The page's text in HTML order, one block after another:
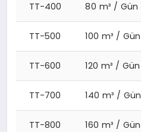
TT-400 80 m³ / Gün
TT-500 100 m³ / Gün
TT-600 120 m³ / Gün
TT-700 140 m³ / Gün
TT-800 160 m³ / Gün